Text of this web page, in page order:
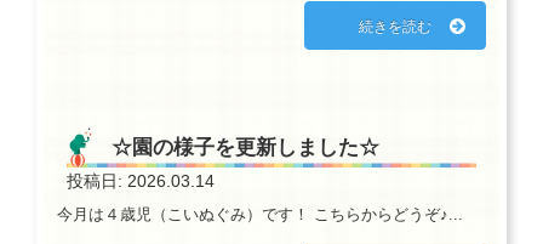
続きを読む
☆園の様子を更新しました☆
投稿日: 2026.03.14
今月は４歳児（こいぬぐみ）です！ こちらからどうぞ♪...